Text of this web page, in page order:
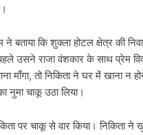
ने बताया कि शुक्ला होटल क्षेत्र की
पहले उसने राजा वंशकार के साथ प्रेम
माँगा, तो निकिता ने घर में खाना
नुमा चाकू उठा लिया।
पर चाकू से वार किया।